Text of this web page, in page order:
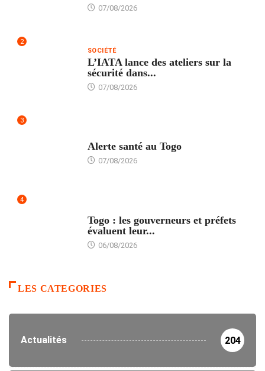
07/08/2026
2
SOCIÉTÉ
L’IATA lance des ateliers sur la
sécurité dans...
07/08/2026
3
Alerte santé au Togo
07/08/2026
4
Togo : les gouverneurs et préfets
évaluent leur...
06/08/2026
LES CATEGORIES
Actualités 204